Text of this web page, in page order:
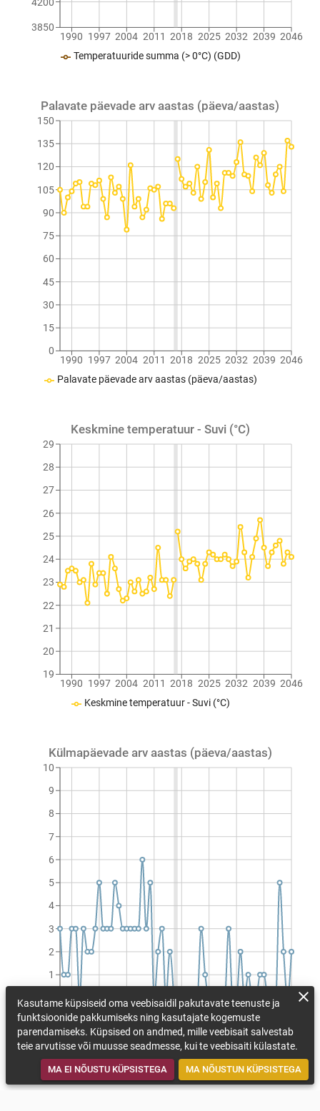
1990 1997 2004 2011 2018 2025 2032 2039 2046
3850
Temperatuuride summa (> 0°C) (GDD)
Palavate päevade arv aastas (päeva/aastas)
1990 1997 2004 2011 2018 2025 2032 2039 2046
0
15
30
45
60
75
90
105
120
135
150
Palavate päevade arv aastas (päeva/aastas)
Keskmine temperatuur - Suvi (°C)
1990 1997 2004 2011 2018 2025 2032 2039 2046
19
20
21
22
23
24
25
26
27
28
29
Keskmine temperatuur - Suvi (°C)
Külmapäevade arv aastas (päeva/aastas)
1990 1997 2004 2011 2018 2025 2032 2039
1
2
3
4
5
6
7
8
9
10
Külmapäevade arv aastas (päeva/aastas)
VAATA KOHANEMISMEETMEID TAGASI KAARDILE
Kasutame küpsiseid oma veebisaidil pakutavate teenuste ja
funktsioonide pakkumiseks ning kasutajate kogemuste
parendamiseks. Küpsised on andmed, mille veebisait salvestab
teie arvutisse või muusse seadmesse, kui te veebisaiti külastate.
MA EI NÕUSTU KÜPSISTEGA MA NÕUSTUN KÜPSISTEGA